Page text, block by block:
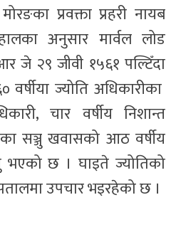
प्रवक्ता प्रहरी नायब
अनुसार मार्वल लोड
जे २९ जीवी १५६१ पल्टिँदा
वर्षीया ज्योति अधिकारीका
चार वर्षीय निशान्त
सञ्जु खवासको आठ वर्षीय
भएको छ । घाइते ज्योतिको
उपचार भइरहेको छ ।